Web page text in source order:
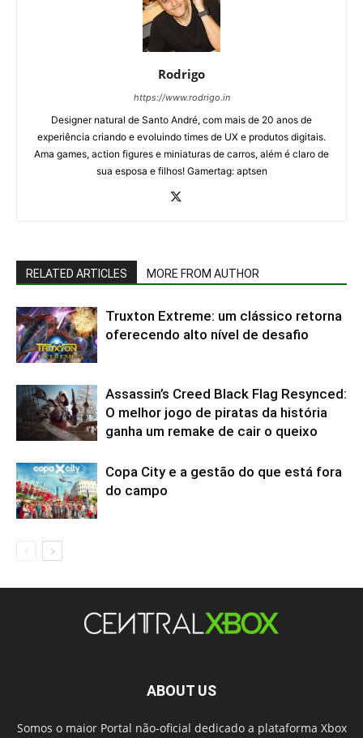
Rodrigo
https://www.rodrigo.in
Designer natural de Santo André, com mais de 20 anos de
experiência criando e evoluindo times de UX e produtos digitais.
Ama games, action figures e miniaturas de carros, além é claro de
sua esposa e filhos! Gamertag: aptsen
RELATED ARTICLES MORE FROM AUTHOR
Truxton Extreme: um clássico retorna
oferecendo alto nível de desafio
Assassin’s Creed Black Flag Resynced:
O melhor jogo de piratas da história
ganha um remake de cair o queixo
Copa City e a gestão do que está fora
do campo
ABOUT US
Somos o maior Portal não-oficial dedicado a plataforma Xbox